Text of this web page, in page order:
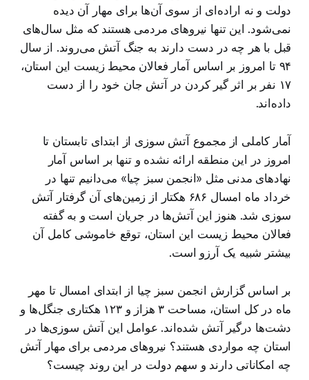
دولت و نه اراده‌ای از سوی آن‌ها برای مهار آن دیده
نمی‌شود. این تنها نیروهای مردمی هستند که مثل سال‌های
قبل با هر چه در دست دارند به جنگ آتش می‌روند. از سال
۹۴ تا امروز بر اساس آمار فعالان محیط زیست این استان،
۱۷ نفر بر اثر گیر کردن در آتش جان خود را از دست
داده‌اند.
آمار کاملی از مجموع آتش سوزی از ابتدای تابستان تا
امروز در این منطقه ارائه نشده و تنها بر اساس آمار
نهادهای مدنی مثل «انجمن سبز چیا» می‌دانیم تنها در
خرداد ماه امسال ۶۸۶ هکتار از زمین‌های آن گرفتار آتش
سوزی شد. هنوز این آتش‌ها در جریان است و به گفته
فعالان محیط زیست این استان، توقع خاموشی کامل آن
بیشتر شبیه یک آرزو است.
بر اساس گزارش انجمن سبز چیا از ابتدای امسال تا مهر
ماه در کل استان، مساحت ۳ هزاز و ۱۲۳ هکتاری جنگل‌ها و
دشت‌ها درگیر آتش شده‌اند. عوامل این آتش سوزی‌ها در
استان چه مواردی هستند؟ نیروهای مردمی برای مهار آتش
چه امکاناتی دارند و سهم دولت در این روند چیست؟